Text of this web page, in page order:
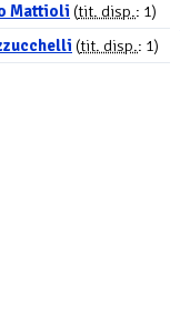
Mattioli (tit. disp.: 1)
(tit. disp.: 1)